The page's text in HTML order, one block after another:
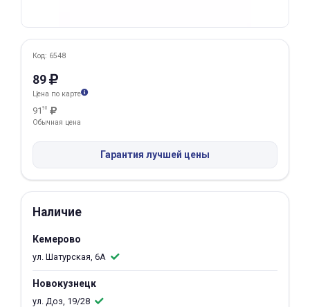
Код: 6548
89
Цена по карте
91 90
Обычная цена
Гарантия лучшей цены
Наличие
Кемерово
ул. Шатурская, 6А
Новокузнецк
ул. Доз, 19/28
Оплачивайте сегодня только
Получайте товар
выбранный способом
списыватьсяс вашей карты
по25%
Подробнее
об оплате Плайтом